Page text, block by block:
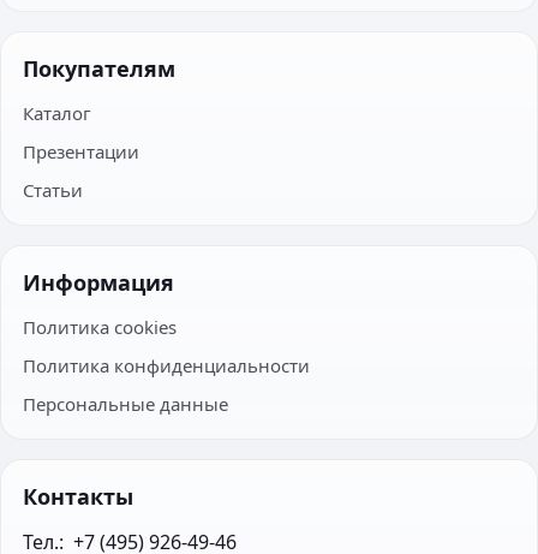
Покупателям
Каталог
Презентации
Статьи
Информация
Политика cookies
Политика конфиденциальности
Персональные данные
Контакты
Тел.:  +7 (495) 926-49-46